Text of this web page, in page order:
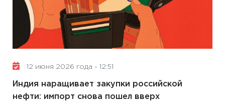
12 июня 2026 года - 12:51
Индия наращивает закупки российской
нефти: импорт снова пошел вверх